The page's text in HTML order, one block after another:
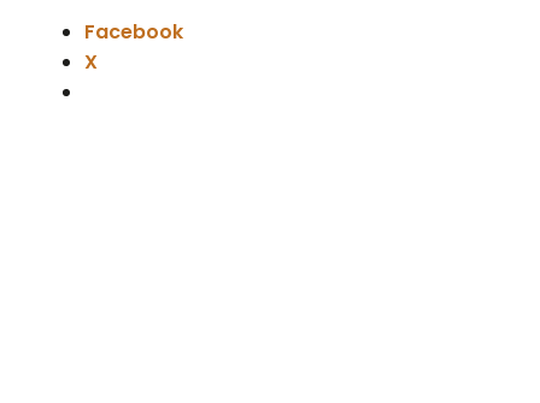
Facebook
X